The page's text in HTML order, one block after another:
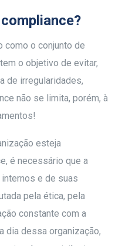
como o conjunto de
o objetivo de evitar,
de irregularidades,
não se limita, porém, à
esteja
é necessário que a
e de suas
pela ética, pela
constante com a
dia dessa organização,